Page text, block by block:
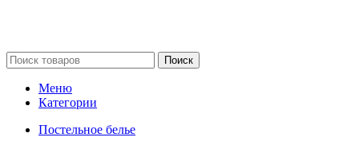
Поиск
Меню
Категории
Постельное белье